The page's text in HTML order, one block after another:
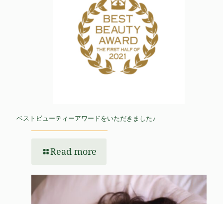
ベストビューティーアワードをいただきました♪
Read more